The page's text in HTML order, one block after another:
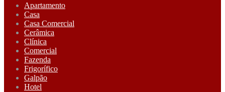
Apartamento
Casa
Casa Comercial
Cerâmica
Clínica
Comercial
Fazenda
Frigorífico
Galpão
Hotel